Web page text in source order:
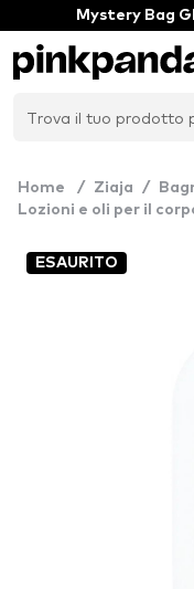
Mystery Bag
Home / Ziaja /
Lozioni e oli per il
ESAURITO